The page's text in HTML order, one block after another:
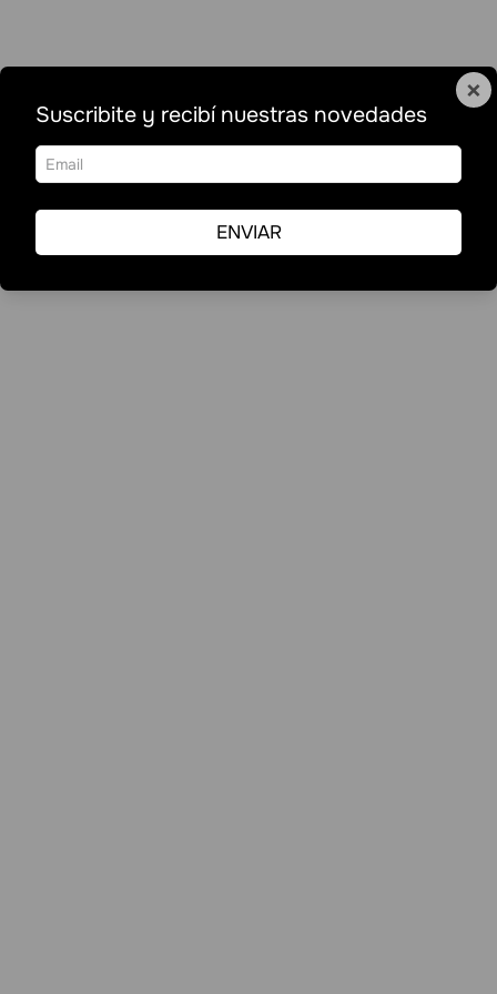
×
Suscribite y recibí nuestras novedades
ENVIAR